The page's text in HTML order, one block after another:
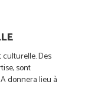
Des
sont
donnera lieu à